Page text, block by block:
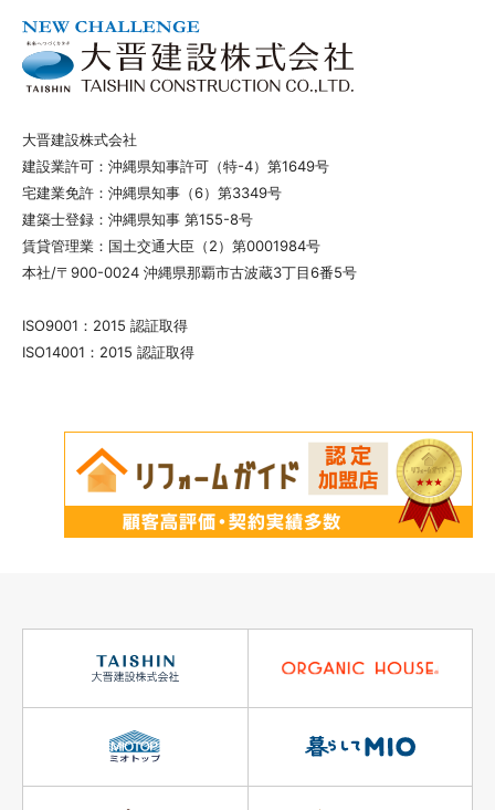
大晋建設株式会社
建設業許可：沖縄県知事許可（特-4）第1649号
宅建業免許：沖縄県知事（6）第3349号
建築士登録：沖縄県知事 第155-8号
賃貸管理業：国土交通大臣（2）第0001984号
本社/〒900-0024 沖縄県那覇市古波蔵3丁目6番5号
ISO9001：2015 認証取得
ISO14001：2015 認証取得